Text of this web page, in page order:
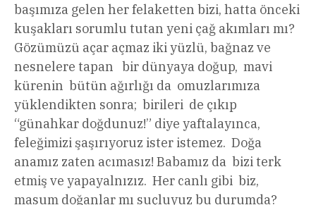
başımıza gelen her felaketten bizi, hatta önceki
kuşakları sorumlu tutan yeni çağ akımları mı?
Gözümüzü açar açmaz iki yüzlü, bağnaz ve
nesnelere tapan bir dünyaya doğup, mavi
kürenin bütün ağırlığı da omuzlarımıza
yüklendikten sonra; birileri de çıkıp
“günahkar doğdunuz!” diye yaftalayınca,
feleğimizi şaşırıyoruz ister istemez. Doğa
anamız zaten acımasız! Babamız da bizi terk
etmiş ve yapayalnızız. Her canlı gibi biz,
masum doğanlar mı suçluyuz bu durumda?